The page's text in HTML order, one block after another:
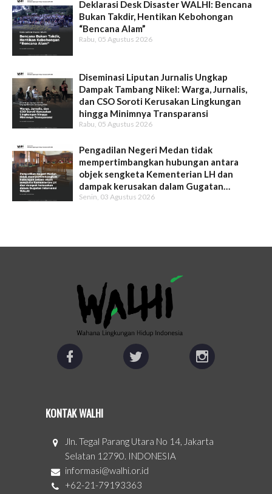
Deklarasi Desk Disaster WALHI: Bencana
Bukan Takdir, Hentikan Kebohongan
“Bencana Alam”
Rabu, 05 Agustus 2026
Diseminasi Liputan Jurnalis Ungkap
Dampak Tambang Nikel: Warga, Jurnalis,
dan CSO Soroti Kerusakan Lingkungan
hingga Minimnya Transparansi
Rabu, 05 Agustus 2026
Pengadilan Negeri Medan tidak
mempertimbangkan hubungan antara
objek sengketa Kementerian LH dan
dampak kerusakan dalam Gugatan
Intervensi WALHI
Senin, 03 Agustus 2026
KONTAK WALHI
Jln. Tegal Parang Utara No 14, Jakarta
Selatan 12790. INDONESIA
informasi@walhi.or.id
+62-21-79193363